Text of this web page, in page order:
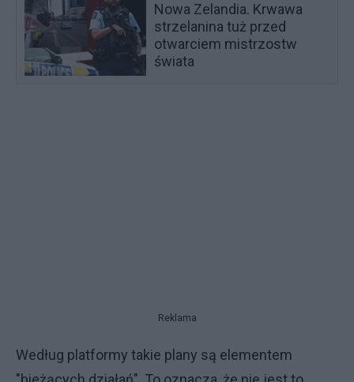
Nowa Zelandia. Krwawa
strzelanina tuż przed
otwarciem mistrzostw
świata
Reklama
Według platformy takie plany są elementem